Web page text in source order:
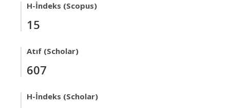
H-İndeks (Scopus)
15
Atıf (Scholar)
607
H-İndeks (Scholar)